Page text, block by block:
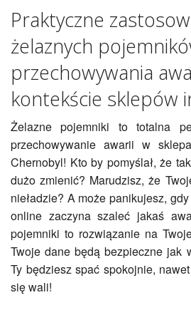
Praktyczne
żelaznych
przechowywania
kontekście sklepów
Żelazne pojemniki to totalna
przechowywanie awarii w
Chernobyl! Kto by pomyślał, że
dużo zmienić? Marudzisz, że
nieładzie? A może panikujesz,
online zaczyna szaleć jakaś
pojemniki to rozwiązanie na
Twoje dane będą bezpieczne jak
Ty będziesz spać spokojnie,
się wali!